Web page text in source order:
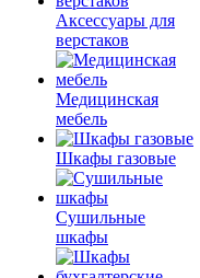
Аксессуары для
верстаков
Медицинская
мебель
Шкафы газовые
Сушильные
шкафы